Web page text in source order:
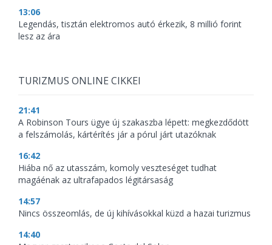
13:06
Legendás, tisztán elektromos autó érkezik, 8 millió forint
lesz az ára
TURIZMUS ONLINE CIKKEI
21:41
A Robinson Tours ügye új szakaszba lépett: megkezdődött
a felszámolás, kártérítés jár a pórul járt utazóknak
16:42
Hiába nő az utasszám, komoly veszteséget tudhat
magáénak az ultrafapados légitársaság
14:57
Nincs összeomlás, de új kihívásokkal küzd a hazai turizmus
14:40